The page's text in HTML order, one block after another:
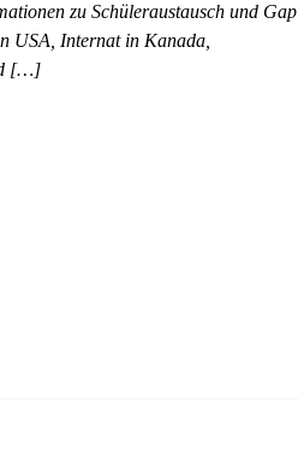
zu Schüleraustausch und Gap
USA, Internat in Kanada,
[…]